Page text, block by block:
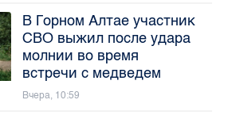
В Горном Алтае участник
СВО выжил после удара
молнии во время
встречи с медведем
Вчера, 10:59